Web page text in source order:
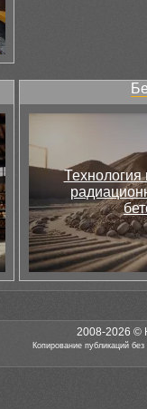
Технология
2008-2026 ©
Копирование публикаций